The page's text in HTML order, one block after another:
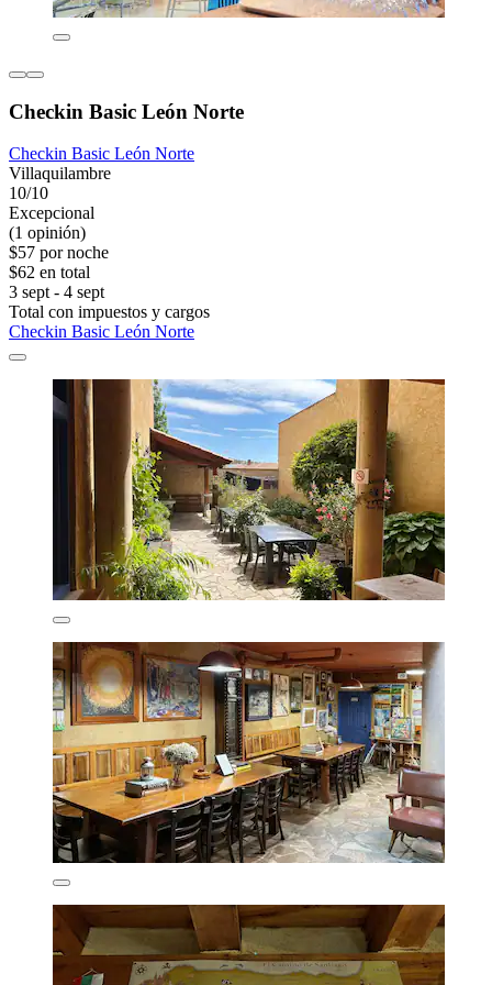
Checkin Basic León Norte
Checkin Basic León Norte
Villaquilambre
10/10
Excepcional
(1 opinión)
$57 por noche
$62 en total
3 sept - 4 sept
Total con impuestos y cargos
Checkin Basic León Norte